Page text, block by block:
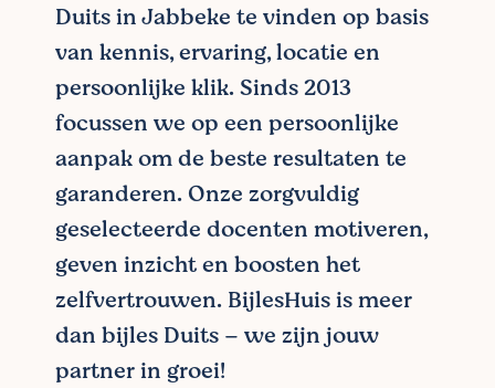
Duits in Jabbeke te vinden op basis
van kennis, ervaring, locatie en
persoonlijke klik. Sinds 2013
focussen we op een persoonlijke
aanpak om de beste resultaten te
garanderen. Onze zorgvuldig
geselecteerde docenten motiveren,
geven inzicht en boosten het
zelfvertrouwen. BijlesHuis is meer
dan bijles Duits – we zijn jouw
partner in groei!